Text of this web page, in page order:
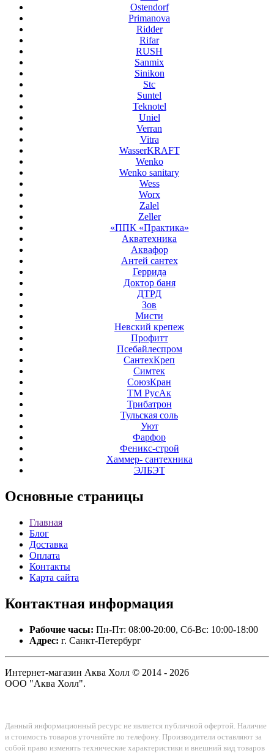
Ostendorf
Primanova
Ridder
Rifar
RUSH
Sanmix
Sinikon
Stc
Suntel
Teknotel
Uniel
Verran
Vitra
WasserKRAFT
Wenko
Wenko sanitary
Wess
Worx
Zalel
Zeller
«ППК «Практика»
Акватехника
Аквафор
Антей сантех
Геррида
Доктор баня
ДТРД
Зов
Мисти
Невский крепеж
Профитт
Псебайлеспром
СантехКреп
Симтек
СоюзКран
ТМ РусАк
Трибатрон
Тульская соль
Уют
Фарфор
Феникс-строй
Хаммер- сантехника
ЭЛБЭТ
Основные страницы
Главная
Блог
Доставка
Оплата
Контакты
Карта сайта
Контактная информация
Рабочие часы: Пн-Пт: 08:00-20:00, Сб-Вс: 10:00-18:00
Адрес: г. Санкт-Петербург
Интернет-магазин Аква Холл © 2014 - 2026
ООО "Аква Холл".
Данный информационный ресурс не является публичной офертой. Наличие
и стоимость товаров уточняйте по телефону. Производители оставляют за
собой право изменять технические характеристики и внешний вид товаров